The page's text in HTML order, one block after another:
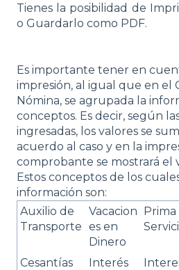
Tienes la posibilidad de
o Guardarlo como PDF.
Es importante tener en
impresión, al igual que en el
Nómina, se agrupada la
conceptos. Es decir, según
ingresadas, los valores se
acuerdo al caso y en la
comprobante se mostrará el
Estos conceptos de los
información son:
Auxilio de
Transporte
Vacacion
es en
Dinero
Prima
Cesantías
Interés